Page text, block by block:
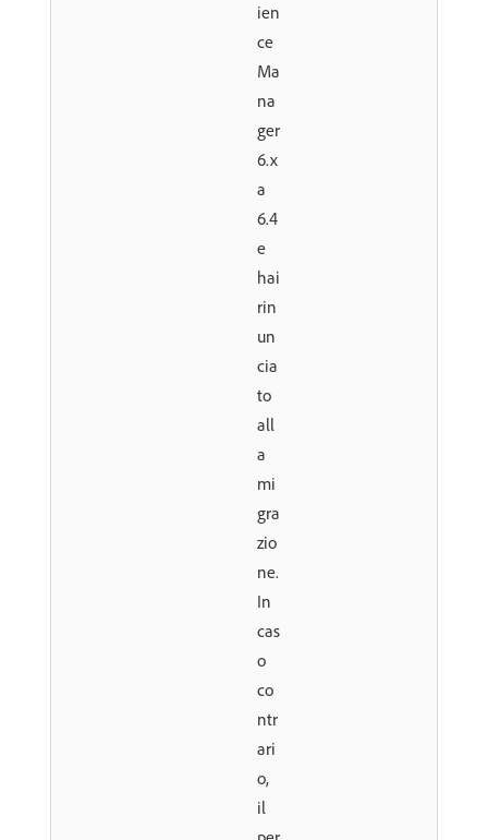
ien
ce
Ma
na
ger
6.x
a
6.4
e
hai
rin
un
cia
to
all
a
mi
gra
zio
ne.
In
cas
o
co
ntr
ari
o,
il